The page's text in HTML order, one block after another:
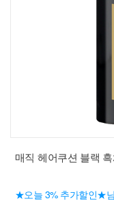
매직 헤어쿠션 블랙
★오늘 3% 추가할인★